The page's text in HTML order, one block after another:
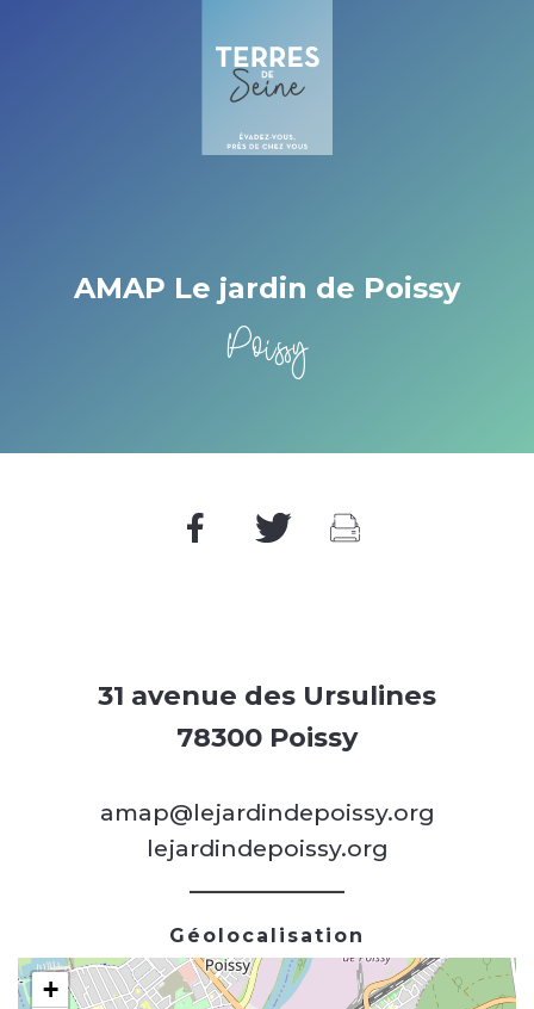
AMAP Le jardin de Poissy
Poissy
31 avenue des Ursulines
78300 Poissy
amap@lejardindepoissy.org
lejardindepoissy.org
Géolocalisation
+